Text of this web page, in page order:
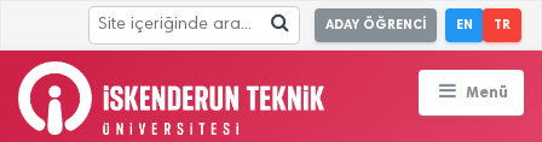
ADAY ÖĞRENCİ EN TR
Menü